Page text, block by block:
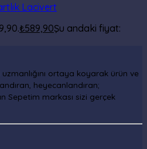
Lacivert
₺589,90Şu andaki fiyat:
ortaya koyarak ürün ve
heyecanlandıran;
Sepetim markası sizi gerçek